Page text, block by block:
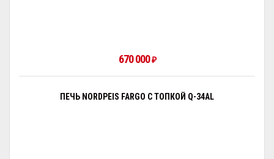
670 000₽
ПЕЧЬ NORDPEIS FARGO С ТОПКОЙ Q-34AL